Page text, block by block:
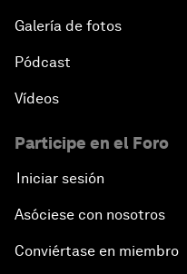
Galería de fotos
Pódcast
Vídeos
Participe en el Foro
Iniciar sesión
Asóciese con nosotros
Conviértase en miembro